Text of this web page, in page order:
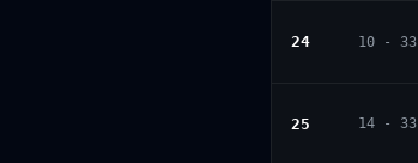
24 10 - 33
25 14 - 33